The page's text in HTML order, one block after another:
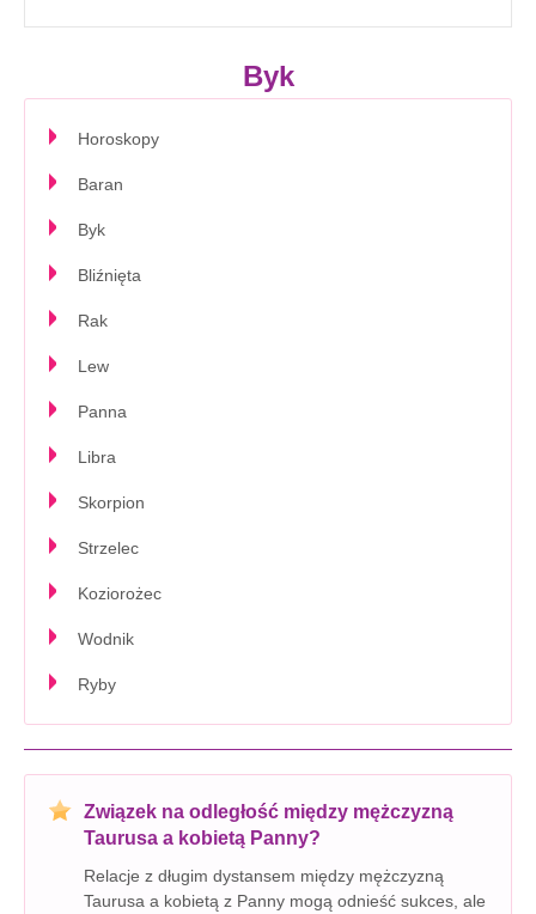
Byk
Horoskopy
Baran
Byk
Bliźnięta
Rak
Lew
Panna
Libra
Skorpion
Strzelec
Koziorożec
Wodnik
Ryby
Związek na odległość między mężczyzną
Taurusa a kobietą Panny?
Relacje z długim dystansem między mężczyzną
Taurusa a kobietą z Panny mogą odnieść sukces, ale